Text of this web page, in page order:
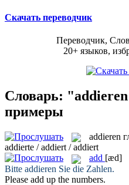
Скачать переводчик
Переводчик,
20+ языков,
Словарь:
примеры
addieren
addierte / addiert / addiert
add [æd]
Bitte addieren Sie die Zahlen.
Please add up the numbers.